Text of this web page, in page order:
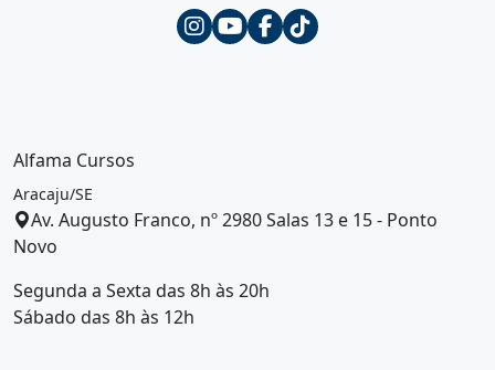
Alfama Cursos
Aracaju/SE
Av. Augusto Franco, nº 2980 Salas 13 e 15 - Ponto
Novo
Segunda a Sexta das 8h às 20h
Sábado das 8h às 12h